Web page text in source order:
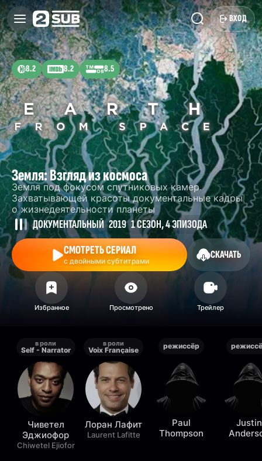
ВХОД
8.2 8.2 8.5
Земля: Взгляд из космоса
Земля под фокусом спутниковых камер.
Захватывающей красоты документальные кадры
о жизнедеятельности планеты
ДОКУМЕНТАЛЬНЫЙ 2019 1 СЕЗОН, 4 ЭПИЗОДА
СМОТРЕТЬ СЕРИАЛ
с двойными субтитрами
СКАЧАТЬ
в роли
Self - Narrator
Чиветел
Эджиофор
Chiwetel Ejiofor
в роли
Voix Française
Лоран Лафит
Laurent Lafitte
режиссёр
Paul
Thompson
Justin